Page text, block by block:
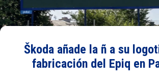
Škoda añade la ñ a su
fabricación del Epiq en